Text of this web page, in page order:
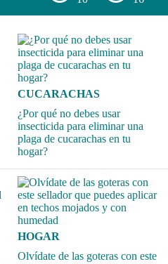
CUCARACHAS
¿Por qué no debes usar
insecticida para eliminar una
plaga de cucarachas en tu
hogar?
HOGAR
Olvídate de las goteras con este